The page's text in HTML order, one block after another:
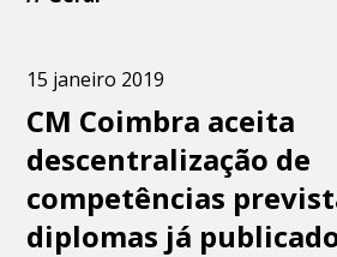
15 janeiro 2019
CM Coimbra aceita
descentralização de
competências
diplomas já